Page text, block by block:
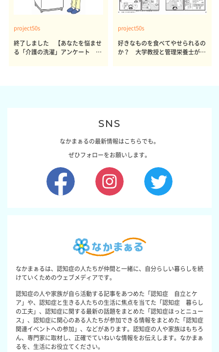
project50s
終了しました 【あなたを悩ませ
る「介護の洗濯」アンケート 体
project50s
好きなものを食べてやせられるの
か？ 大学教授と管理栄養士が出
SNS
なかまぁるの最新情報はこちらでも。
ぜひフォローをお願いします。
なかまぁるは、認知症の人たちが仲間と一緒に、自分らしい暮らしを続
けていくためのウェブメディアです。
認知症の人や家族が自ら活動する記事をあつめた「認知症 自立とケ
ア」や、認知症と生きる人たちの生活に焦点を当てた「認知症 暮らし
の工夫」、認知症に関する最新の話題をまとめた「認知症ほっとニュー
ス」、認知症に関心のある人たちが参加できる情報をまとめた「認知症
関連イベントへの参加」、などがあります。認知症の人や家族はもちろ
ん、専門家に取材し、正確でていねいな情報をお伝えします。なかまぁ
るを、生活にお役立てください。